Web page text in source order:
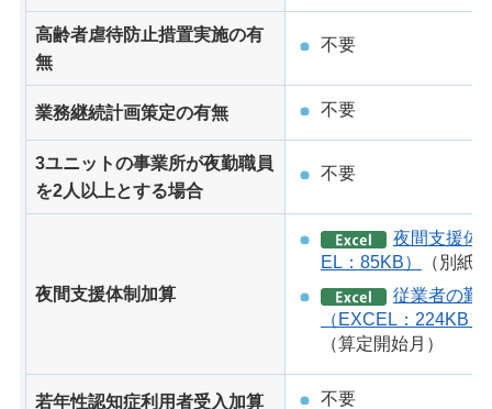
高齢者虐待防止措置実施の有
無
不要
業務継続計画策定の有無 不要
3ユニットの事業所が夜勤職員
を2人以上とする場合
不要
夜間支援体制加算
夜間支援体
EL：85KB）
（別紙
従業者の勤
（EXCEL：224KB）
（算定開始月）
若年性認知症利用者受入加算 不要